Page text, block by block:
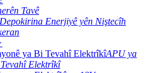
Tavê
Enerjiyê yên Niştecîh
APU ya
Elektrîkî